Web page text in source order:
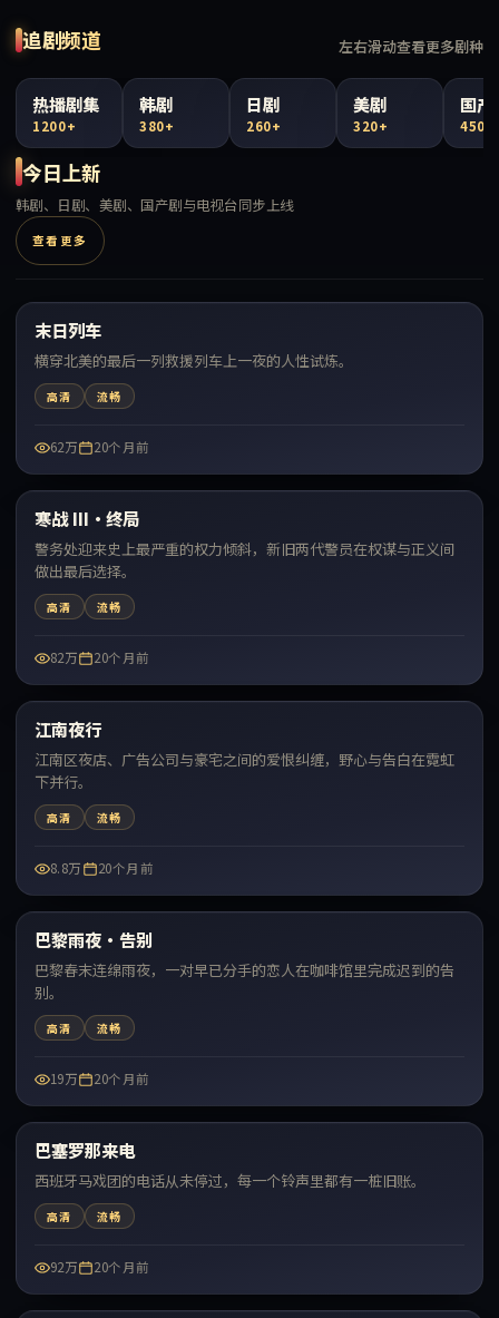
追剧频道 左右滑动查看更多剧种
热播剧集
1200+
韩剧
380+
日剧
260+
美剧
320+
国产
450+
今日上新
韩剧、日剧、美剧、国产剧与电视台同步上线
查看更多
最新
末日列车
横穿北美的最后一列救援列车上一夜的人性试炼。
高清 流畅
62万 20个月前
最新
寒战 III·终局
警务处迎来史上最严重的权力倾斜，新旧两代警员在权谋与正义间
做出最后选择。
高清 流畅
82万 20个月前
最新
江南夜行
江南区夜店、广告公司与豪宅之间的爱恨纠缠，野心与告白在霓虹
下并行。
高清 流畅
8.8万 20个月前
最新
巴黎雨夜·告别
巴黎春末连绵雨夜，一对早已分手的恋人在咖啡馆里完成迟到的告
别。
高清 流畅
19万 20个月前
最新
巴塞罗那来电
西班牙马戏团的电话从未停过，每一个铃声里都有一桩旧账。
高清 流畅
92万 20个月前